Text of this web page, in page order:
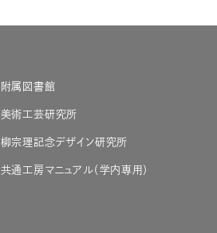
附属図書館
美術工芸研究所
柳宗理記念デザイン研究所
共通工房マニュアル（学内専用）